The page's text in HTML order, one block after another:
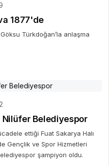
1877'de
Türkdoğan’la anlaşma
Nilüfer Belediyespor
ettiği Fuat Sakarya Halı
Gençlik ve Spor Hizmetleri
şampiyon oldu.